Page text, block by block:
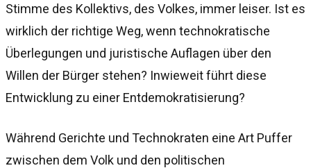
Stimme des Kollektivs, des Volkes, immer leiser. Ist es
wirklich der richtige Weg, wenn technokratische
Überlegungen und juristische Auflagen über den
Willen der Bürger stehen? Inwieweit führt diese
Entwicklung zu einer Entdemokratisierung?
Während Gerichte und Technokraten eine Art Puffer
zwischen dem Volk und den politischen